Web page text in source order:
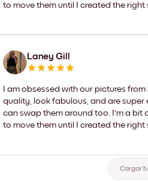
to move them until I created the right
Laney Gill
I am obsessed with our pictures
quality, look fabulous, and are super
can swap them around too. I'm a bit
to move them until I created the
Cargar